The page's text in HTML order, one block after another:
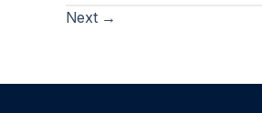
Next →